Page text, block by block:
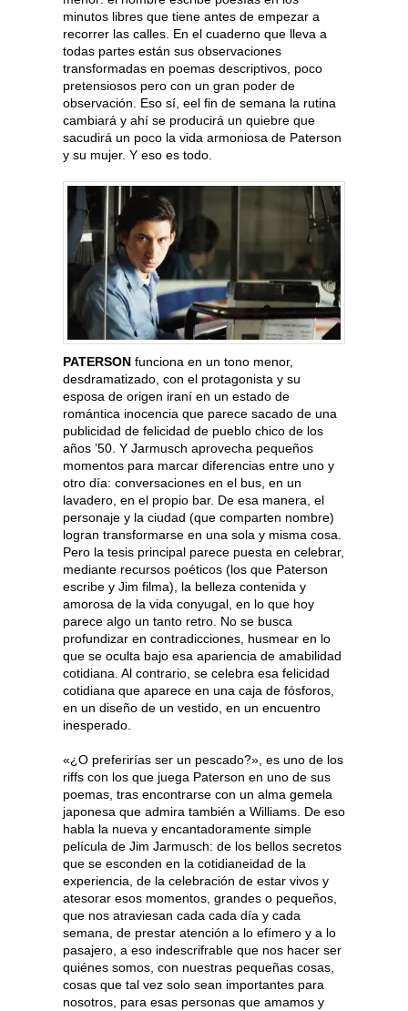
minutos libres que tiene antes de empezar a
recorrer las calles. En el cuaderno que lleva a
todas partes están sus observaciones
transformadas en poemas descriptivos, poco
pretensiosos pero con un gran poder de
observación. Eso sí, eel fin de semana la rutina
cambiará y ahí se producirá un quiebre que
sacudirá un poco la vida armoniosa de Paterson
y su mujer. Y eso es todo.
PATERSON funciona en un tono menor,
desdramatizado, con el protagonista y su
esposa de origen iraní en un estado de
romántica inocencia que parece sacado de una
publicidad de felicidad de pueblo chico de los
años ’50. Y Jarmusch aprovecha pequeños
momentos para marcar diferencias entre uno y
otro día: conversaciones en el bus, en un
lavadero, en el propio bar. De esa manera, el
personaje y la ciudad (que comparten nombre)
logran transformarse en una sola y misma cosa.
Pero la tesis principal parece puesta en celebrar,
mediante recursos poéticos (los que Paterson
escribe y Jim filma), la belleza contenida y
amorosa de la vida conyugal, en lo que hoy
parece algo un tanto retro. No se busca
profundizar en contradicciones, husmear en lo
que se oculta bajo esa apariencia de amabilidad
cotidiana. Al contrario, se celebra esa felicidad
cotidiana que aparece en una caja de fósforos,
en un diseño de un vestido, en un encuentro
inesperado.
«¿O preferirías ser un pescado?», es uno de los
riffs con los que juega Paterson en uno de sus
poemas, tras encontrarse con un alma gemela
japonesa que admira también a Williams. De eso
habla la nueva y encantadoramente simple
película de Jim Jarmusch: de los bellos secretos
que se esconden en la cotidianeidad de la
experiencia, de la celebración de estar vivos y
atesorar esos momentos, grandes o pequeños,
que nos atraviesan cada cada día y cada
semana, de prestar atención a lo efímero y a lo
pasajero, a eso indescrifrable que nos hacer ser
quiénes somos, con nuestras pequeñas cosas,
cosas que tal vez solo sean importantes para
nosotros, para esas personas que amamos y